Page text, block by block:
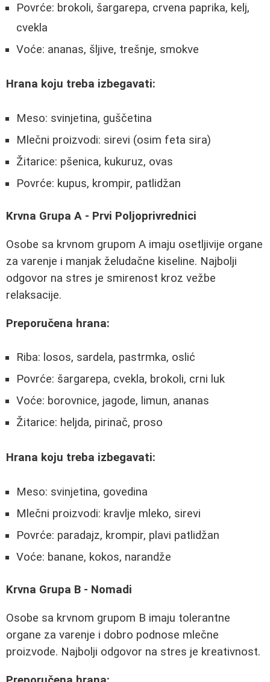
Povrće: brokoli, šargarepa, crvena paprika, kelj,
cvekla
Voće: ananas, šljive, trešnje, smokve
Hrana koju treba izbegavati:
Meso: svinjetina, guščetina
Mlečni proizvodi: sirevi (osim feta sira)
Žitarice: pšenica, kukuruz, ovas
Povrće: kupus, krompir, patlidžan
Krvna Grupa A - Prvi Poljoprivrednici
Osobe sa krvnom grupom A imaju osetljivije organe
za varenje i manjak želudačne kiseline. Najbolji
odgovor na stres je smirenost kroz vežbe
relaksacije.
Preporučena hrana:
Riba: losos, sardela, pastrmka, oslić
Povrće: šargarepa, cvekla, brokoli, crni luk
Voće: borovnice, jagode, limun, ananas
Žitarice: heljda, pirinač, proso
Hrana koju treba izbegavati:
Meso: svinjetina, govedina
Mlečni proizvodi: kravlje mleko, sirevi
Povrće: paradajz, krompir, plavi patlidžan
Voće: banane, kokos, narandže
Krvna Grupa B - Nomadi
Osobe sa krvnom grupom B imaju tolerantne
organe za varenje i dobro podnose mlečne
proizvode. Najbolji odgovor na stres je kreativnost.